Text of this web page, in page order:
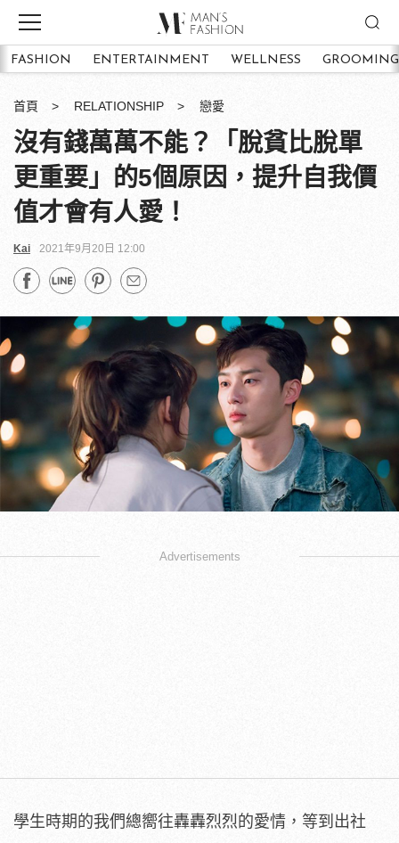
FASHION ENTERTAINMENT WELLNESS GROOMING
首頁 RELATIONSHIP 戀愛
沒有錢萬萬不能？「脫貧比脫單
更重要」的5個原因，提升自我價
值才會有人愛！
Kai 2021年9月20日 12:00
Advertisements
學生時期的我們總嚮往轟轟烈烈的愛情，等到出社